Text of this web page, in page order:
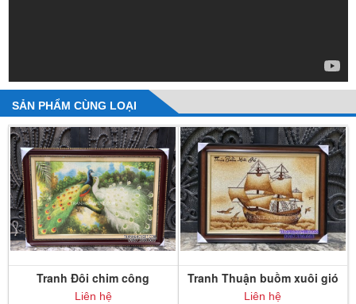
SẢN PHẨM CÙNG LOẠI
Tranh Đôi chim công
Liên hệ
Tranh Thuận buồm xuôi gió
Liên hệ